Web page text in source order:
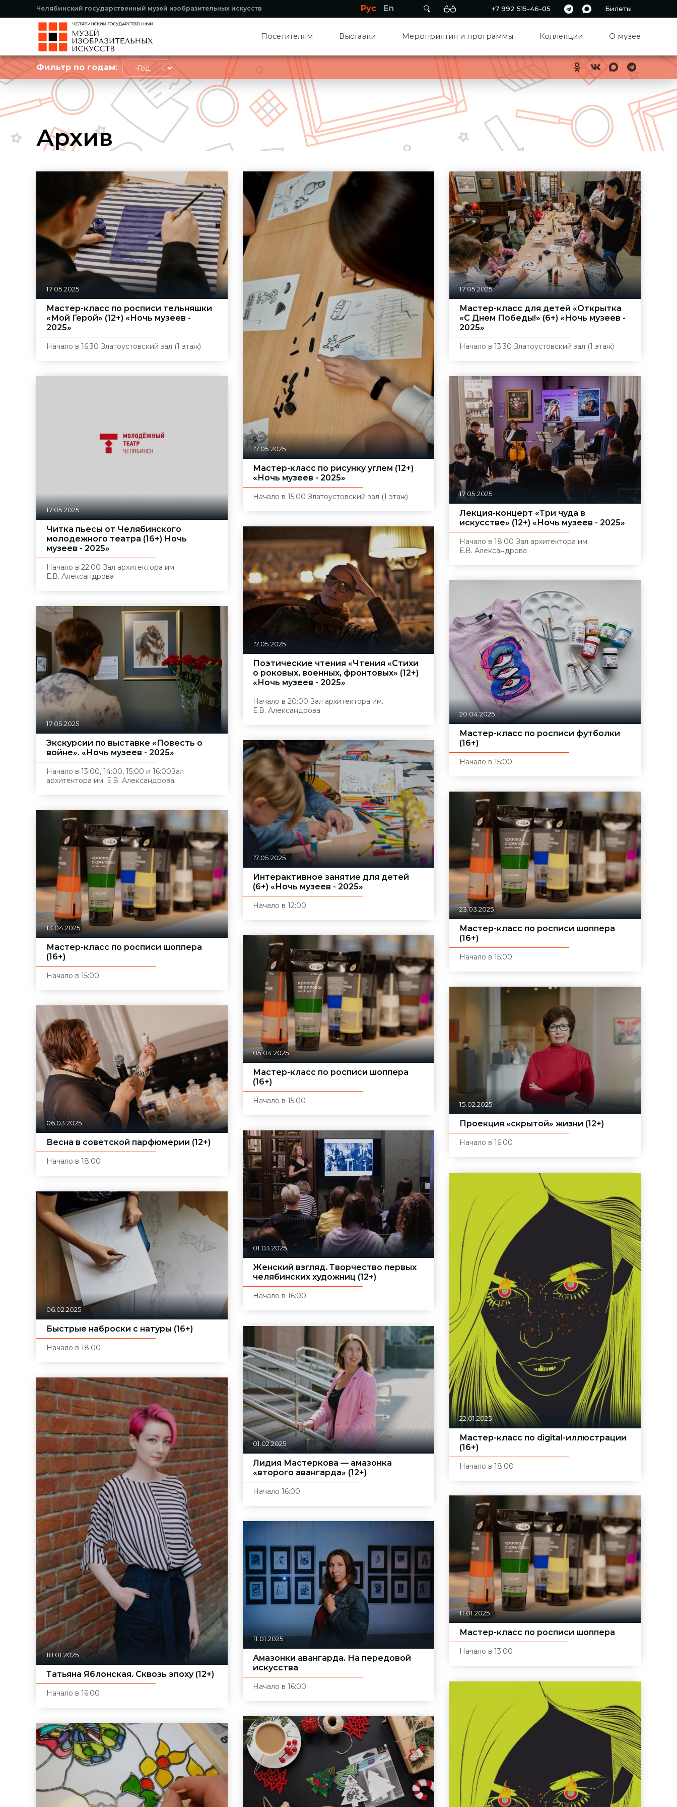
Челябинский государственный музей изобразительных искусств +7 992 515-46-05 Билеты
Рус En
Посетителям Выставки Мероприятия и программы Коллекции О музее
Фильтр по годам:
Год
Архив
17.05.2025
Мастер-класс по росписи тельняшки
«Мой Герой» (12+) «Ночь музеев -
2025»
Начало в 16:30 Златоустовский зал (1 этаж)
17.05.2025
Мастер-класс по рисунку углем (12+)
«Ночь музеев - 2025»
Начало в 15:00 Златоустовский зал (1 этаж)
17.05.2025
Мастер-класс для детей «Открытка
«С Днем Победы!» (6+) «Ночь музеев -
2025»
Начало в 13:30 Златоустовский зал (1 этаж)
17.05.2025
Читка пьесы от Челябинского
молодежного театра (16+) Ночь
музеев - 2025»
Начало в 22:00 Зал архитектора им.
Е.В. Александрова
17.05.2025
Поэтические чтения «Чтения «Стихи
о роковых, военных, фронтовых» (12+)
«Ночь музеев - 2025»
Начало в 20:00 Зал архитектора им.
Е.В. Александрова
17.05.2025
Лекция-концерт «Три чуда в
искусстве» (12+) «Ночь музеев - 2025»
Начало в 18:00 Зал архитектора им.
Е.В. Александрова
17.05.2025
Экскурсии по выставке «Повесть о
войне». «Ночь музеев - 2025»
Начало в 13:00, 14:00, 15:00 и 16:00Зал
архитектора им. Е.В. Александрова
17.05.2025
Интерактивное занятие для детей
(6+) «Ночь музеев - 2025»
Начало в 12:00
20.04.2025
Мастер-класс по росписи футболки
(16+)
Начало в 15:00
13.04.2025
Мастер-класс по росписи шоппера
(16+)
Начало в 15:00
05.04.2025
Мастер-класс по росписи шоппера
(16+)
Начало в 15:00
23.03.2025
Мастер-класс по росписи шоппера
(16+)
Начало в 15:00
06.03.2025
Весна в советской парфюмерии (12+)
Начало в 18:00
01.03.2025
Женский взгляд. Творчество первых
челябинских художниц (12+)
Начало в 16:00
15.02.2025
Проекция «скрытой» жизни (12+)
Начало в 16:00
06.02.2025
Быстрые наброски с натуры (16+)
Начало в 18:00
01.02.2025
Лидия Мастеркова — амазонка
«второго авангарда» (12+)
Начало 16:00
22.01.2025
Мастер-класс по digital-иллюстрации
(16+)
Начало в 18:00
18.01.2025
Татьяна Яблонская. Сквозь эпоху (12+)
Начало в 16:00
11.01.2025
Амазонки авангарда. На передовой
искусства
Начало в 16:00
11.01.2025
Мастер-класс по росписи шоппера
Начало в 13:00